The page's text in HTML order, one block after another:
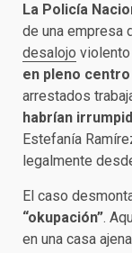
La Policía
de una empresa
desalojo
en pleno
arrestados
habrían
Estefanía
legalmente
El caso
“okupación”.
en una casa